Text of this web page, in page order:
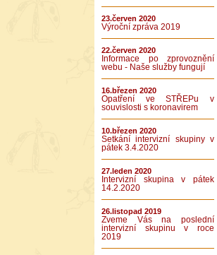
23.červen 2020
Výroční zpráva 2019
22.červen 2020
Informace po zprovoznění
webu - Naše služby fungují
16.březen 2020
Opatření ve STŘEPu v
souvislosti s koronavirem
10.březen 2020
Setkání intervizní skupiny v
pátek 3.4.2020
27.leden 2020
Intervizní skupina v pátek
14.2.2020
26.listopad 2019
Zveme Vás na poslední
intervizní skupinu v roce
2019